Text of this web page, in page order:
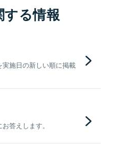
する情報
施日の新しい順に掲載
答えします。